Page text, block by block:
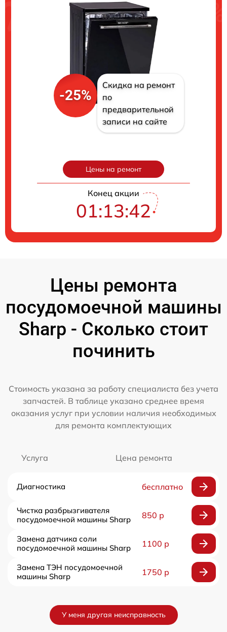
-25%
Скидка на ремонт
по
предварительной
записи на сайте
Цены на ремонт
Конец акции
01:13:40
Цены ремонта
посудомоечной машины
Sharp - Сколько стоит
починить
Стоимость указана за работу специалиста без учета
запчастей. В таблице указано среднее время
оказания услуг при условии наличия необходимых
для ремонта комплектующих
Услуга Цена ремонта
Диагностика бесплатно
Чистка разбрызгивателя
посудомоечной машины Sharp
850 р
Замена датчика соли
посудомоечной машины Sharp
1100 р
Замена ТЭН посудомоечной
машины Sharp
1750 р
У меня другая неисправность